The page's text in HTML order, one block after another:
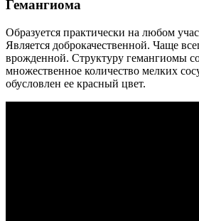
Гемангиома
Образуется практически на любом
Является доброкачественной. Чаще
врожденной. Структуру гемангиомы
множественное количество мелких
обусловлен ее красный цвет.